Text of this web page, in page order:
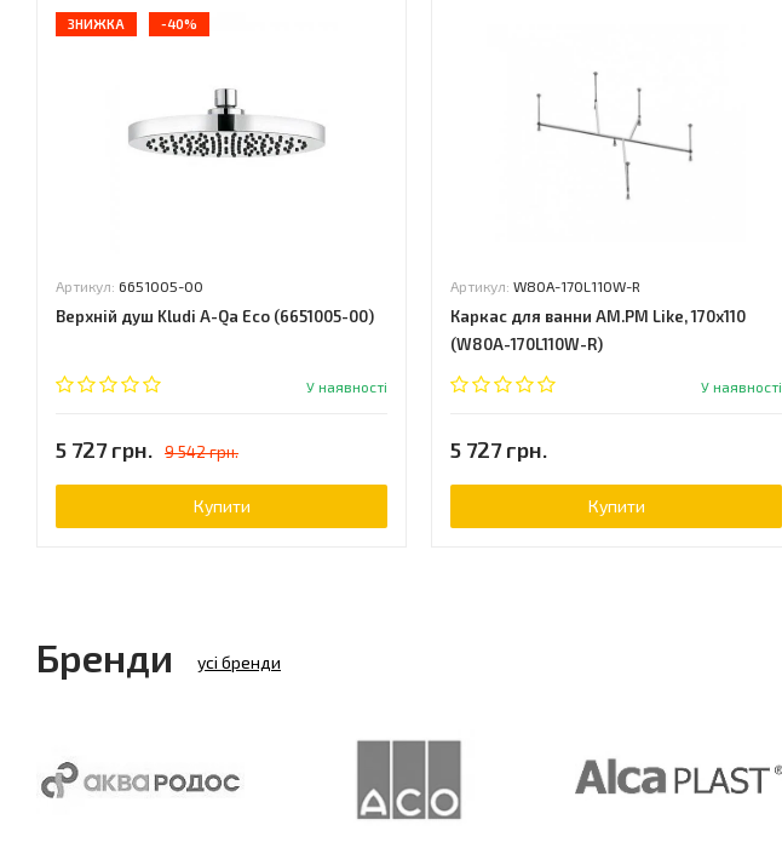
ЗНИЖКА -40%
Артикул: 6651005-00
Верхній душ Kludi A-Qa Eco (6651005-00)
У наявності
5 727 грн. 9 542 грн.
Купити
Артикул: W80A-170L110W-R
Каркас для ванни AM.PM Like, 170x110
(W80A-170L110W-R)
У наявності
5 727 грн.
Купити
Бренди усі бренди